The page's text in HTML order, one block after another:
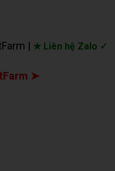
| ★ Liên hệ Zalo ✓
➤